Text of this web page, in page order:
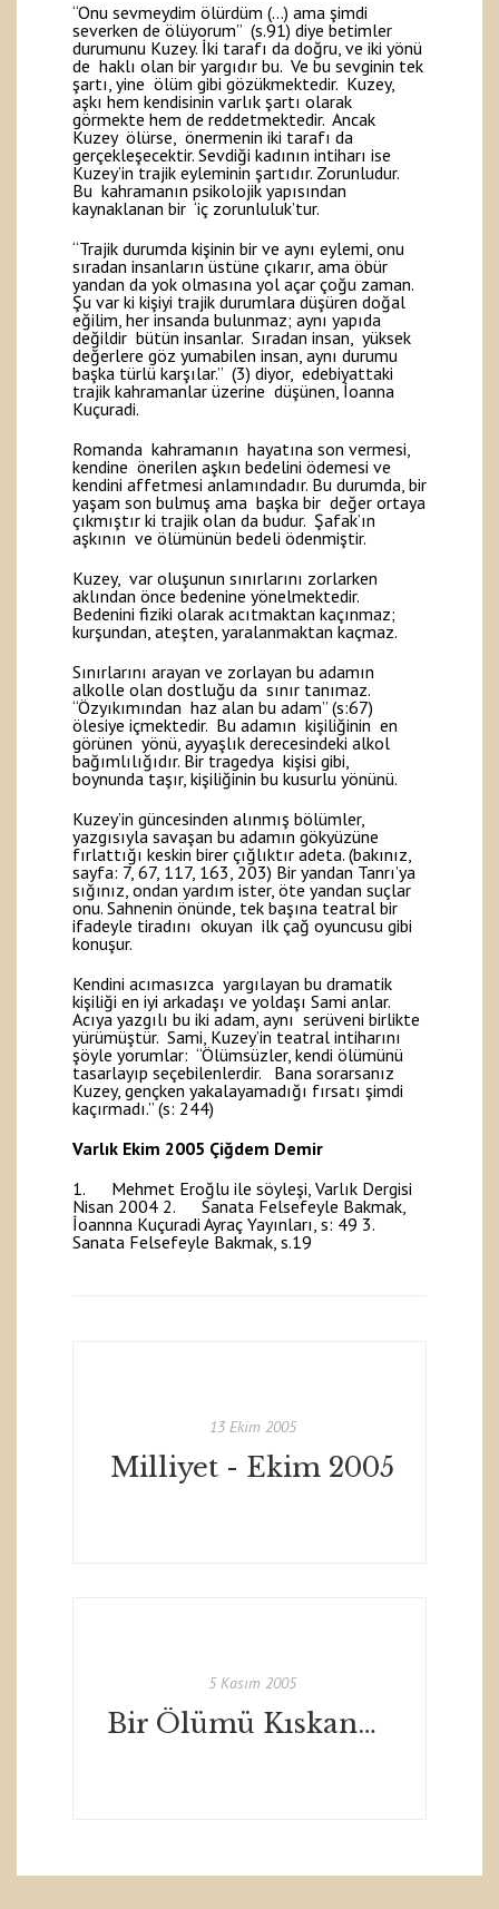
“Onu sevmeydim ölürdüm (…) ama şimdi
severken de ölüyorum” (s.91) diye betimler
durumunu Kuzey. İki tarafı da doğru, ve iki yönü
de haklı olan bir yargıdır bu. Ve bu sevginin tek
şartı, yine ölüm gibi gözükmektedir. Kuzey,
aşkı hem kendisinin varlık şartı olarak
görmekte hem de reddetmektedir. Ancak
Kuzey ölürse, önermenin iki tarafı da
gerçekleşecektir. Sevdiği kadının intiharı ise
Kuzey’in trajik eyleminin şartıdır. Zorunludur.
Bu kahramanın psikolojik yapısından
kaynaklanan bir ‘iç zorunluluk’tur.
“Trajik durumda kişinin bir ve aynı eylemi, onu
sıradan insanların üstüne çıkarır, ama öbür
yandan da yok olmasına yol açar çoğu zaman.
Şu var ki kişiyi trajik durumlara düşüren doğal
eğilim, her insanda bulunmaz; aynı yapıda
değildir bütün insanlar. Sıradan insan, yüksek
değerlere göz yumabilen insan, aynı durumu
başka türlü karşılar.” (3) diyor, edebiyattaki
trajik kahramanlar üzerine düşünen, İoanna
Kuçuradi.
Romanda kahramanın hayatına son vermesi,
kendine önerilen aşkın bedelini ödemesi ve
kendini affetmesi anlamındadır. Bu durumda, bir
yaşam son bulmuş ama başka bir değer ortaya
çıkmıştır ki trajik olan da budur. Şafak’ın
aşkının ve ölümünün bedeli ödenmiştir.
Kuzey, var oluşunun sınırlarını zorlarken
aklından önce bedenine yönelmektedir.
Bedenini fiziki olarak acıtmaktan kaçınmaz;
kurşundan, ateşten, yaralanmaktan kaçmaz.
Sınırlarını arayan ve zorlayan bu adamın
alkolle olan dostluğu da sınır tanımaz.
“Özyıkımından haz alan bu adam” (s:67)
ölesiye içmektedir. Bu adamın kişiliğinin en
görünen yönü, ayyaşlık derecesindeki alkol
bağımlılığıdır. Bir tragedya kişisi gibi,
boynunda taşır, kişiliğinin bu kusurlu yönünü.
Kuzey’in güncesinden alınmış bölümler,
yazgısıyla savaşan bu adamın gökyüzüne
fırlattığı keskin birer çığlıktır adeta. (bakınız,
sayfa: 7, 67, 117, 163, 203) Bir yandan Tanrı’ya
sığınız, ondan yardım ister, öte yandan suçlar
onu. Sahnenin önünde, tek başına teatral bir
ifadeyle tiradını okuyan ilk çağ oyuncusu gibi
konuşur.
Kendini acımasızca yargılayan bu dramatik
kişiliği en iyi arkadaşı ve yoldaşı Sami anlar.
Acıya yazgılı bu iki adam, aynı serüveni birlikte
yürümüştür. Sami, Kuzey’in teatral intiharını
şöyle yorumlar: “Ölümsüzler, kendi ölümünü
tasarlayıp seçebilenlerdir. Bana sorarsanız
Kuzey, gençken yakalayamadığı fırsatı şimdi
kaçırmadı.” (s: 244)
Varlık Ekim 2005 Çiğdem Demir
1. Mehmet Eroğlu ile söyleşi, Varlık Dergisi
Nisan 2004 2. Sanata Felsefeyle Bakmak,
İoannna Kuçuradi Ayraç Yayınları, s: 49 3.
Sanata Felsefeyle Bakmak, s.19
13 Ekim 2005
Milliyet - Ekim 2005
5 Kasım 2005
Bir Ölümü Kıskanmak